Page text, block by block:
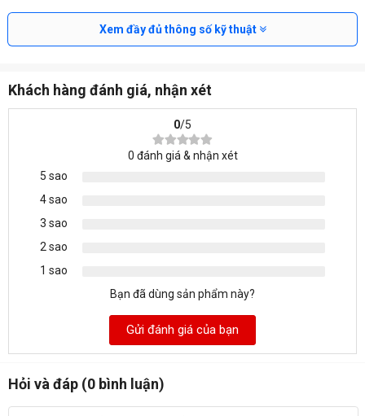
sang trọng như bề ngoài của các máy trạm di động HP
Zbooks và Dell Precision, nhưng nó khá bền và chắc chắn.
Bên trong khung máy, ThinkPad P51 có cấu trúc kim loại mà
này ít có loại máy nào có thể làm được tốt hơn ThinkPad
P51.
Do ThinkPad P51 là một máy trạm di động có hiệu năng
Xem đầy đủ thông số kỹ thuật
Khách hàng đánh giá, nhận xét
0/5
0 đánh giá & nhận xét
5 sao
4 sao
3 sao
2 sao
1 sao
Bạn đã dùng sản phẩm này?
Gửi đánh giá của bạn
Hỏi và đáp (0 bình luận)